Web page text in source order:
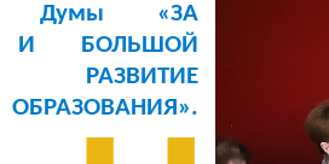
Думы «ЗА
И БОЛЬШОЙ
ОБРАЗОВАНИЯ».